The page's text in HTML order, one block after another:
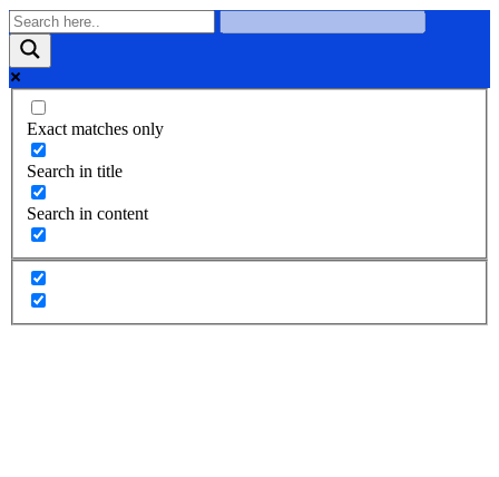
Exact matches only
Search in title
Search in content